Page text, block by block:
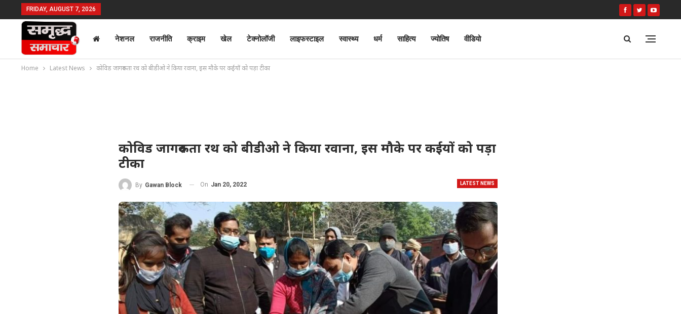
FRIDAY, AUGUST 7, 2026
नेशनल राजनीति क्राइम खेल टेक्नोलॉजी लाइफस्टाइल स्वास्थ्य धर्म साहित्य ज्योतिष वीडियो
Home Latest News कोविड जागरुकता रथ को बीडीओ ने किया रवाना, इस मौके पर कईयों को पड़ा टीका
कोविड जागरुकता रथ को बीडीओ ने किया रवाना, इस मौके पर कईयों को पड़ा
टीका
LATEST NEWS
By Gawan Block On Jan 20, 2022